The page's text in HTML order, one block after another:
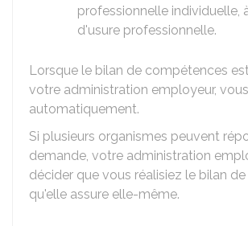
professionnelle individuelle,
d'usure professionnelle.
Lorsque le bilan de compétences
votre administration employeur,
automatiquement.
Si plusieurs organismes peuvent
demande, votre administration
décider que vous réalisiez le bilan
qu'elle assure elle-même.